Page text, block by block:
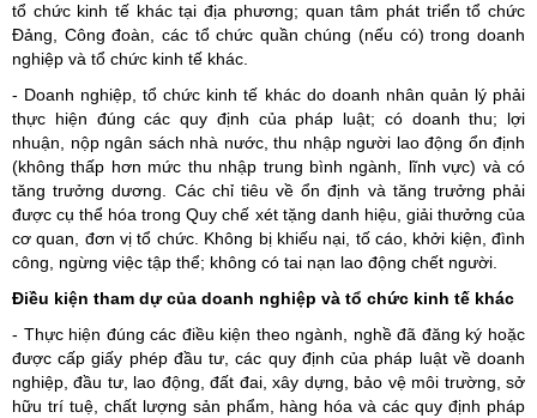
tổ chức kinh tế khác tại địa phương; quan tâm phát triển tổ chức
Đảng, Công đoàn, các tổ chức quần chúng (nếu có) trong doanh
nghiệp và tổ chức kinh tế khác.
- Doanh nghiệp, tổ chức kinh tế khác do doanh nhân quản lý phải
thực hiện đúng các quy định của pháp luật; có doanh thu; lợi
nhuận, nộp ngân sách nhà nước, thu nhập người lao động ổn định
(không thấp hơn mức thu nhập trung bình ngành, lĩnh vực) và có
tăng trưởng dương. Các chỉ tiêu về ổn định và tăng trưởng phải
được cụ thể hóa trong Quy chế xét tặng danh hiệu, giải thưởng của
cơ quan, đơn vị tổ chức. Không bị khiếu nại, tố cáo, khởi kiện, đình
công, ngừng việc tập thể; không có tai nạn lao động chết người.
Điều kiện tham dự của doanh nghiệp và tổ chức kinh tế khác
- Thực hiện đúng các điều kiện theo ngành, nghề đã đăng ký hoặc
được cấp giấy phép đầu tư, các quy định của pháp luật về doanh
nghiệp, đầu tư, lao động, đất đai, xây dựng, bảo vệ môi trường, sở
hữu trí tuệ, chất lượng sản phẩm, hàng hóa và các quy định pháp